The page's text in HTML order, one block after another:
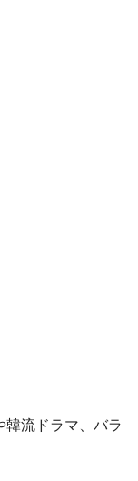
韓流ドラマ、バラ